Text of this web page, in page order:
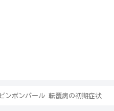
ピンポンパール 転覆病の初期症状